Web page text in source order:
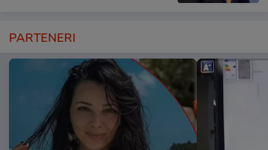
PARTENERI